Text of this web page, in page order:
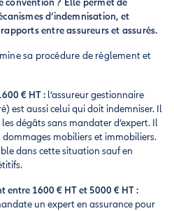
convention ? Elle permet de
d’indemnisation, et
entre assureurs et assurés.
sa procédure de règlement et
€ HT : l’assureur gestionnaire
est aussi celui qui doit indemniser. Il
dégâts sans mandater d’expert. Il
dommages mobiliers et immobiliers.
dans cette situation sauf en
entre 1600 € HT et 5000 € HT :
un expert en assurance pour